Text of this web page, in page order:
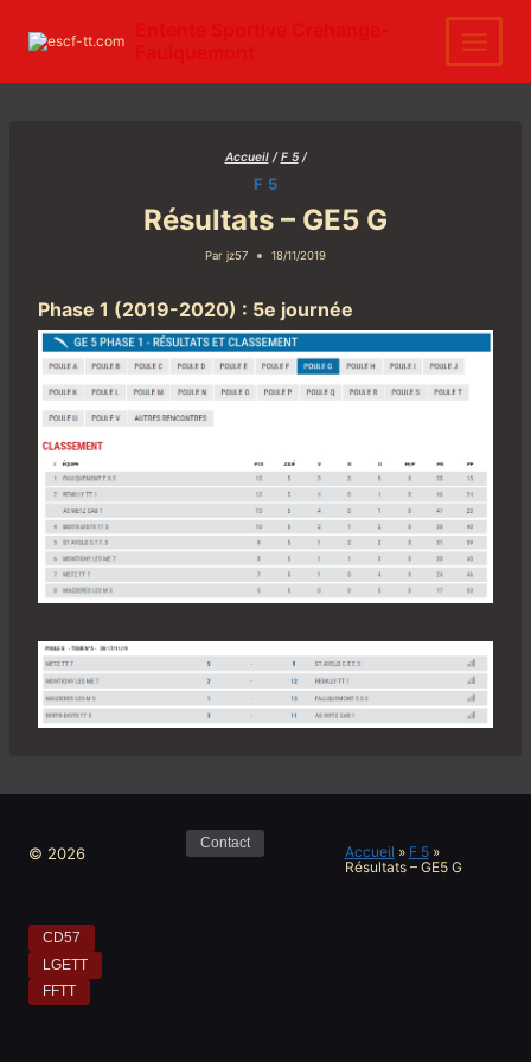
contenu
Accueil / F 5 /
F 5
Résultats – GE5 G
Par jz57 18/11/2019
Phase 1 (2019-2020) : 5e journée
© 2026
Contact
Accueil » F 5 »
Résultats – GE5 G
CD57
LGETT
FFTT